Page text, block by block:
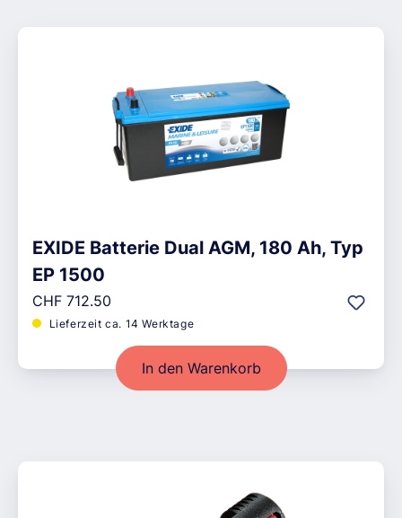
EXIDE Batterie Dual AGM, 180 Ah, Typ
EP 1500
Regulärer Preis:
CHF 712.50
Lieferzeit ca. 14 Werktage
In den Warenkorb